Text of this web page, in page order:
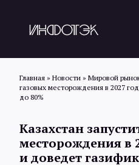
Главная » Новости » Мировой
газовых месторождения в 2027
до 80%
Казахстан
месторождения в
и доведет